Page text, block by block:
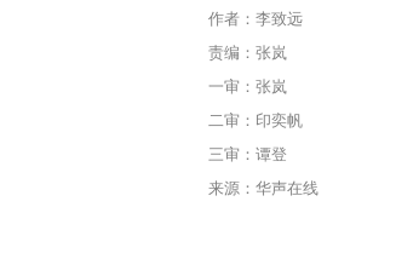
作者：李致远
责编：张岚
一审：张岚
二审：印奕帆
三审：谭登
来源：华声在线